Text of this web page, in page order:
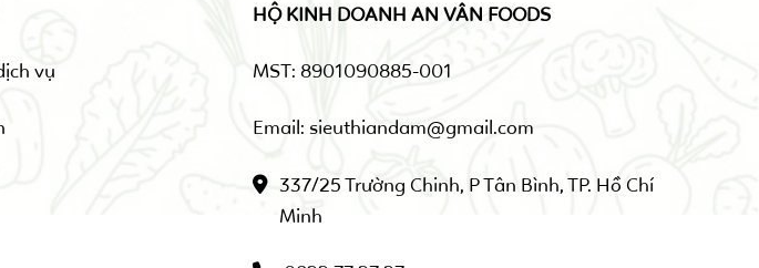
vụ
HỘ KINH DOANH AN VÂN FOODS
MST: 8901090885-001
Email: sieuthiandam@gmail.com
337/25 Trường Chinh, P Tân Bình, TP. Hồ Chí
Minh